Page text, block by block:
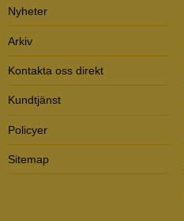
Nyheter
Arkiv
Kontakta oss direkt
Kundtjänst
Policyer
Sitemap